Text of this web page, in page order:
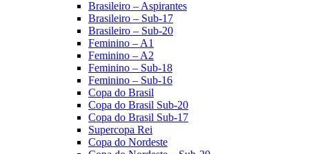
Brasileiro – Aspirantes
Brasileiro – Sub-17
Brasileiro – Sub-20
Feminino – A1
Feminino – A2
Feminino – Sub-18
Feminino – Sub-16
Copa do Brasil
Copa do Brasil Sub-20
Copa do Brasil Sub-17
Supercopa Rei
Copa do Nordeste